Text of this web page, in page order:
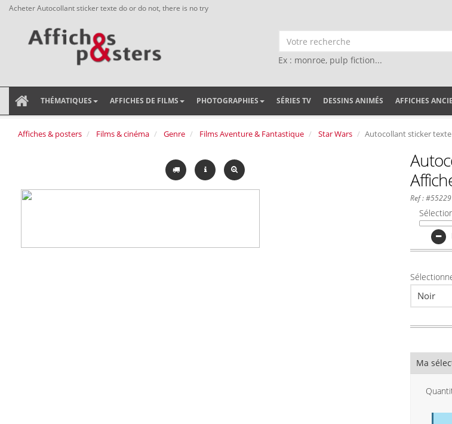
Acheter Autocollant sticker texte do or do not, there is no try
Ex : monroe, pulp fiction...
THÉMATIQUES AFFICHES DE FILMS PHOTOGRAPHIES SÉRIES TV DESSINS ANIMÉS AFFICHES
Affiches & posters Films & cinéma Genre Films Aventure & Fantastique Star Wars Autocollant sticker
Ref : #55229
Ma